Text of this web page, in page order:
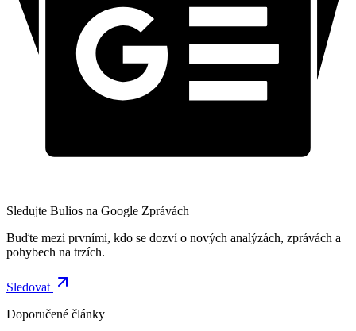
Sledujte Bulios na Google Zprávách
Buďte mezi prvními, kdo se dozví o nových analýzách, zprávách a
pohybech na trzích.
Sledovat
Doporučené články